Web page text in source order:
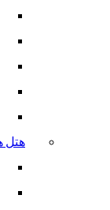
هتل